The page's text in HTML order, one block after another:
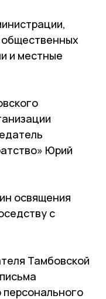
общественных
и местные
Юрий
освящения
с
Тамбовской